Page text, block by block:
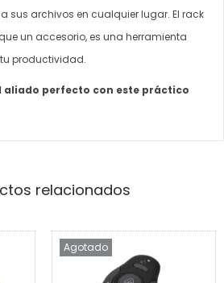
sus archivos en cualquier lugar. El rack
que un accesorio, es una herramienta
productividad.
aliado perfecto con este práctico
relacionados
Agotado